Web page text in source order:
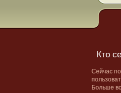
Кто
Сейчас
Больше